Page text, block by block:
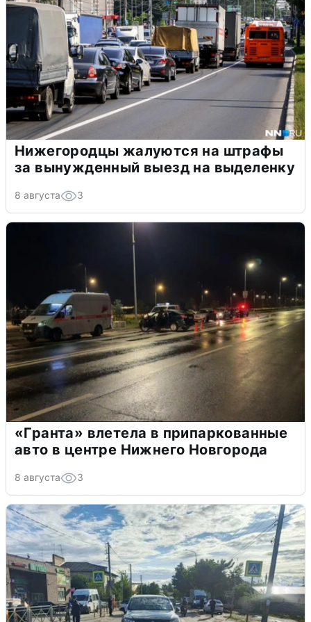
Нижегородцы жалуются на штрафы
за вынужденный выезд на выделенку
8 августа 3
«Гранта» влетела в припаркованные
авто в центре Нижнего Новгорода
8 августа 3